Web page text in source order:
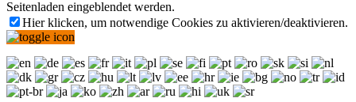
Seitenladen eingeblendet werden.
Hier klicken, um notwendige Cookies zu aktivieren/deaktivieren.